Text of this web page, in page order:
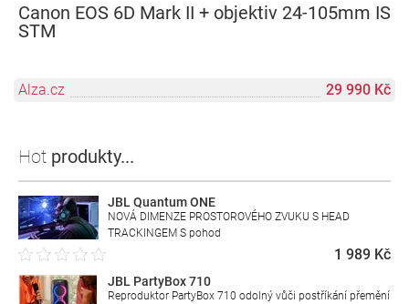
Canon EOS 6D Mark II + objektiv 24-105mm IS
STM
Alza.cz 29 990 Kč
Hot produkty...
JBL Quantum ONE
NOVÁ DIMENZE PROSTOROVÉHO ZVUKU S HEAD
TRACKINGEM S pohod
1 989 Kč
JBL PartyBox 710
Reproduktor PartyBox 710 odolný vůči postříkání přemění